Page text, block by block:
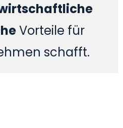
Vorteile für
schafft.